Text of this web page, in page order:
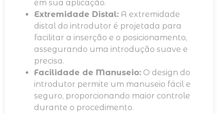
em sua aplicação.
Extremidade Distal: A extremidade
distal do introdutor é projetada para
facilitar a inserção e o posicionamento,
assegurando uma introdução suave e
precisa.
Facilidade de Manuseio: O design do
introdutor permite um manuseio fácil e
seguro, proporcionando maior controle
durante o procedimento.